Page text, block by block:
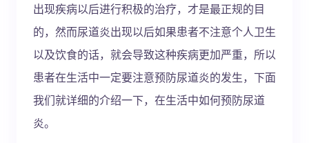
出现疾病以后进行积极的治疗，才是最正规的目
的，然而尿道炎出现以后如果患者不注意个人卫生
以及饮食的话，就会导致这种疾病更加严重，所以
患者在生活中一定要注意预防尿道炎的发生，下面
我们就详细的介绍一下，在生活中如何预防尿道
炎。